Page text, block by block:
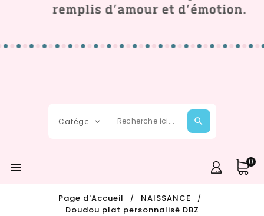
 0
Page d'Accueil
NAISSANCE
Doudou plat personnalisé DBZ